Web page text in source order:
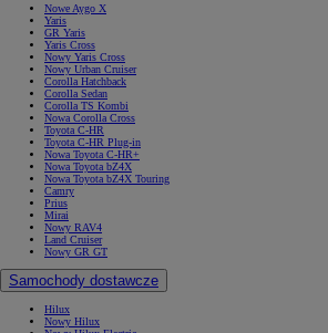
Nowe Aygo X
Yaris
GR Yaris
Yaris Cross
Nowy Yaris Cross
Nowy Urban Cruiser
Corolla Hatchback
Corolla Sedan
Corolla TS Kombi
Nowa Corolla Cross
Toyota C-HR
Toyota C-HR Plug-in
Nowa Toyota C-HR+
Nowa Toyota bZ4X
Nowa Toyota bZ4X Touring
Camry
Prius
Mirai
Nowy RAV4
Land Cruiser
Nowy GR GT
Samochody dostawcze
Hilux
Nowy Hilux